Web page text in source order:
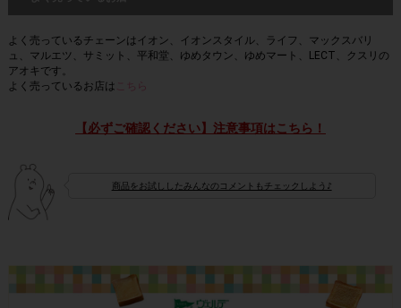
よく売っているチェーンはイオン、イオンスタイル、ライフ、マックスバリ
ュ、マルエツ、サミット、平和堂、ゆめタウン、ゆめマート、LECT、クスリの
アオキです。
よく売っているお店は
こちら
【必ずご確認ください】注意事項はこちら！
商品をお試ししたみんなのコメントもチェックしよう♪